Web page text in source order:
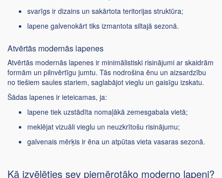
svarīgs ir dizains un sakārtota teritorijas struktūra;
lapene galvenokārt tiks izmantota siltajā sezonā.
Atvērtās modernās lapenes
Atvērtās modernās lapenes ir minimālistiski risinājumi ar skaidrām
formām un pilnvērtīgu jumtu. Tās nodrošina ēnu un aizsardzību
no tiešiem saules stariem, saglabājot vieglu un gaisīgu izskatu.
Šādas lapenes ir ieteicamas, ja:
lapene tiek uzstādīta nomaļākā zemesgabala vietā;
meklējat vizuāli vieglu un neuzkrītošu risinājumu;
galvenais mērķis ir ēna un atpūtas vieta vasaras sezonā.
Kā izvēlēties sev piemērotāko moderno lapeni?